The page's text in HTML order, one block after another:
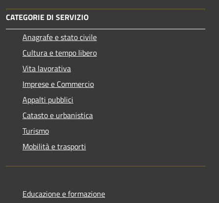
CATEGORIE DI SERVIZIO
Anagrafe e stato civile
Cultura e tempo libero
Vita lavorativa
Imprese e Commercio
Appalti pubblici
Catasto e urbanistica
Turismo
Mobilità e trasporti
Educazione e formazione